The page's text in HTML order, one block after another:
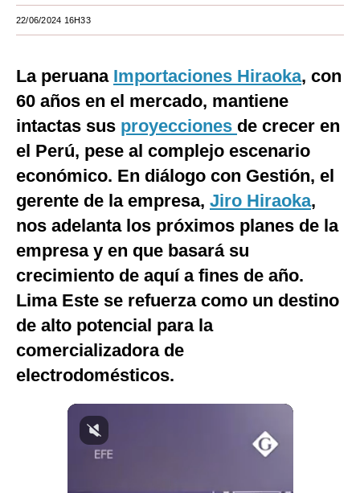
EEUU
España
Internacional
Tecnología
G de Gestión
Notas Contratadas
Gestión TV
Videos
Fotogalerías
22/06/2024 16H33
La peruana Importaciones Hiraoka, con
60 años en el mercado, mantiene
intactas sus proyecciones de crecer en
el Perú, pese al complejo escenario
económico. En diálogo con Gestión, el
gerente de la empresa, Jiro Hiraoka,
nos adelanta los próximos planes de la
empresa y en que basará su
crecimiento de aquí a fines de año.
Lima Este se refuerza como un destino
de alto potencial para la
comercializadora de
electrodomésticos.